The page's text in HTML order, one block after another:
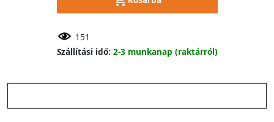
151
Szállítási idő: 2-3 munkanap (raktárról)